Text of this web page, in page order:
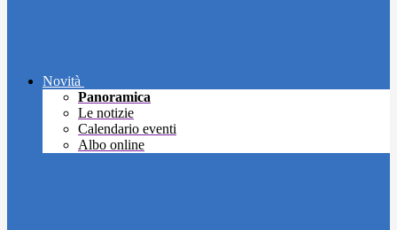
Novità
Panoramica
Le notizie
Calendario eventi
Albo online